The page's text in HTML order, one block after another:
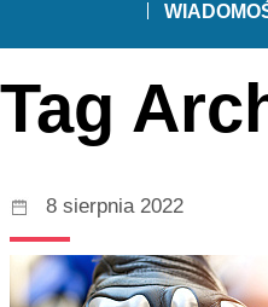
Tag
8 sierpnia 2022